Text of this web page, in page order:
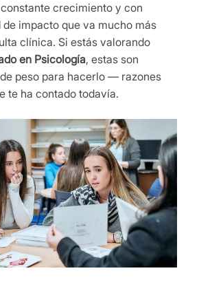
crecimiento y con
impacto que va mucho más
clínica. Si estás valorando
en Psicología, estas son
peso para hacerlo — razones
te ha contado todavía.